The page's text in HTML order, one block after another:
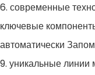
6. современные
ключевые
автоматически
9. уникальные линии